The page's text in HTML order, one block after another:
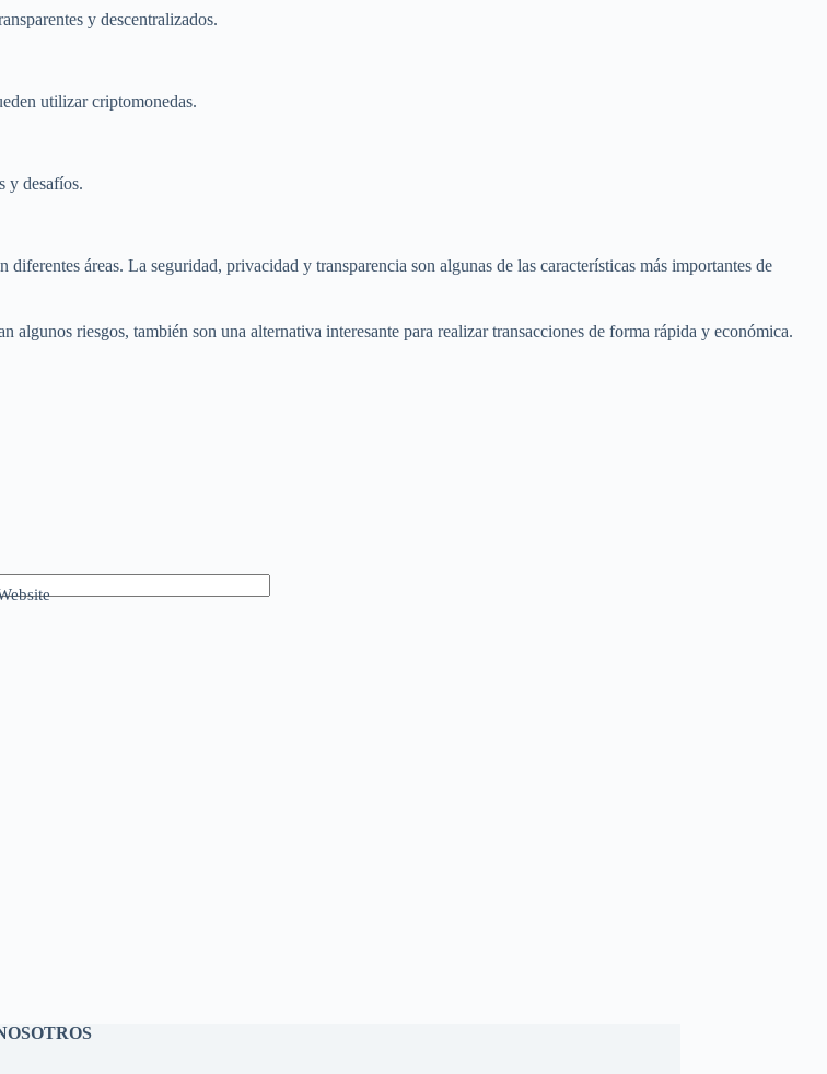
y descentralizados.
utilizar criptomonedas.
y desafíos.
áreas. La seguridad, privacidad y transparencia son algunas de las características más importantes de
riesgos, también son una alternativa interesante para realizar transacciones de forma rápida y económica.